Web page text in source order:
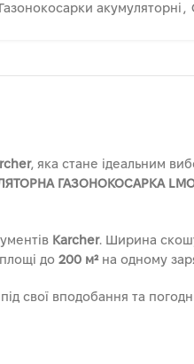
Газонокосарки акумуляторні ,
, яка стане ідеальним
ГАЗОНОКОСАРКА LMO
Karcher. Ширина
до 200 м²на одному
свої вподобання та